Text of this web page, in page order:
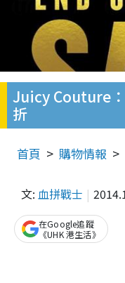
Juicy Couture
折
首頁 購物情報
文: 血拼戰士
在Google追蹤
《UHK 港生活》